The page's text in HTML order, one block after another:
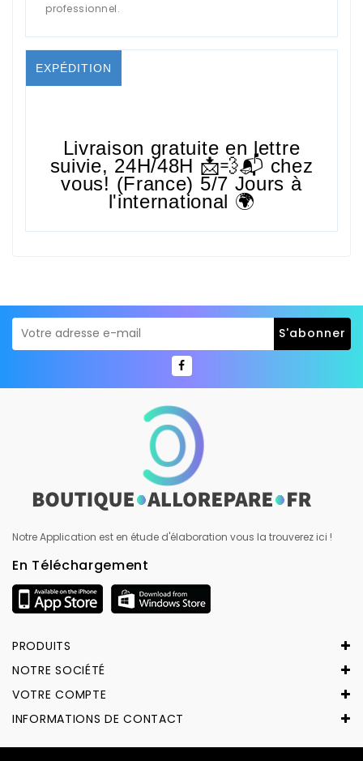
professionnel.
EXPÉDITION
Livraison gratuite en lettre
suivie, 24H/48H 📩💨📬 chez
vous! (France) 5/7 Jours à
l'international 🌍
Notre Application est en étude d'élaboration vous la trouverez ici !
En Téléchargement
PRODUITS
NOTRE SOCIÉTÉ
VOTRE COMPTE
INFORMATIONS DE CONTACT